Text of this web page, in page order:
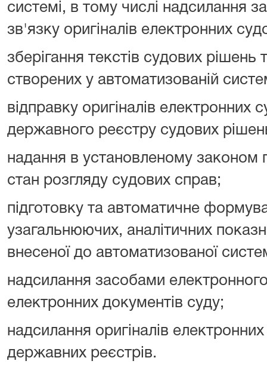
системі, в тому числі надсилання
зв'язку оригіналів електронних
зберігання текстів судових рішень
створених у автоматизованій
відправку оригіналів електронних
державного реєстру судових
надання в установленому законом
стан розгляду судових справ;
підготовку та автоматичне
узагальнюючих, аналітичних
внесеної до автоматизованої
надсилання засобами електронного
електронних документів суду;
надсилання оригіналів
державних реєстрів.